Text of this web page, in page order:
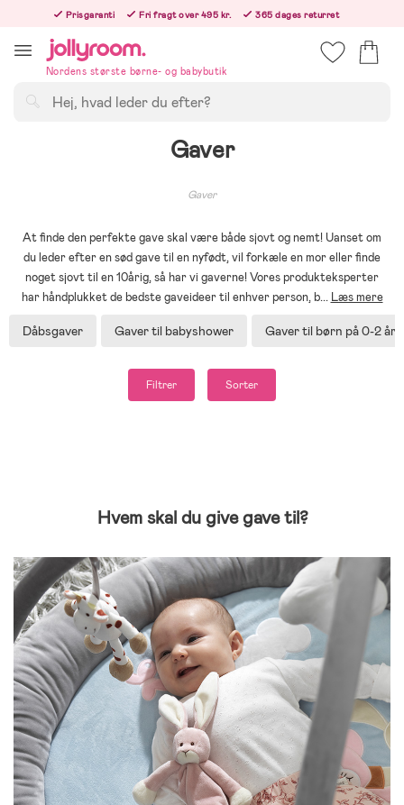
innehållet
Prisgaranti Fri fragt over 495 kr.
365 dages returret
Nordens største børne- og babybutik
Gaver
Gaver
At finde den perfekte gave skal være både sjovt og nemt! Uanset om
du leder efter en sød gave til en nyfødt, vil forkæle en mor eller finde
noget sjovt til en 10årig, så har vi gaverne! Vores produkteksperter
har håndplukket de bedste gaveideer til enhver person, b... Læs mere
Dåbsgaver Gaver til babyshower Gaver til børn på 0-2 år
Filtrer Sorter
Hvem skal du give gave til?